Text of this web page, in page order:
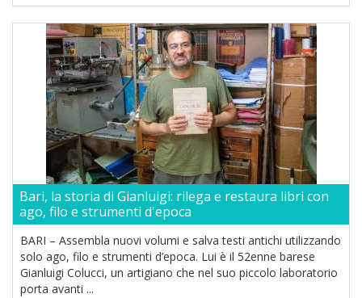
Bari, la storia di Gianluigi: rilega e restaura libri con
ago, filo e strumenti d'epoca
BARI – Assembla nuovi volumi e salva testi antichi utilizzando
solo ago, filo e strumenti d’epoca. Lui è il 52enne barese
Gianluigi Colucci, un artigiano che nel suo piccolo laboratorio
porta avanti ...